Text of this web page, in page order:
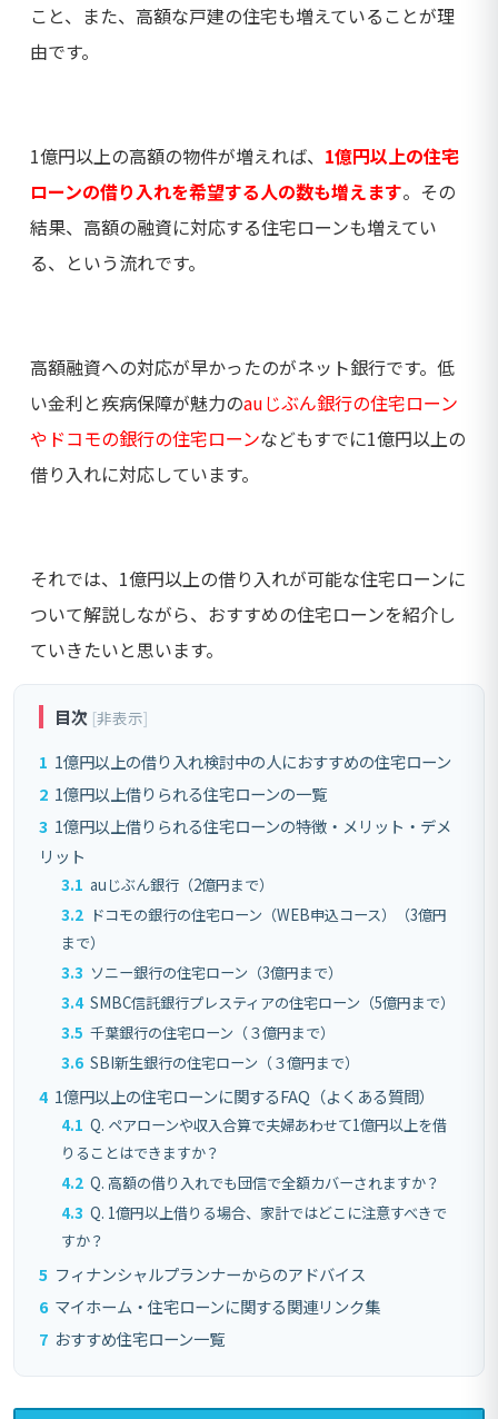
こと、また、高額な戸建の住宅も増えていることが理
由です。
1億円以上の高額の物件が増えれば、 1億円以上の住宅
ローンの借り入れを希望する人の数も増えます。その
結果、高額の融資に対応する住宅ローンも増えてい
る、という流れです。
高額融資への対応が早かったのがネット銀行です。低
い金利と疾病保障が魅力のauじぶん銀行の住宅ローン
やドコモの銀行の住宅ローンなどもすでに1億円以上の
借り入れに対応しています。
それでは、1億円以上の借り入れが可能な住宅ローンに
ついて解説しながら、おすすめの住宅ローンを紹介し
ていきたいと思います。
目次 [非表示]
1 1億円以上の借り入れ検討中の人におすすめの住宅ローン
2 1億円以上借りられる住宅ローンの一覧
3 1億円以上借りられる住宅ローンの特徴・メリット・デメ
リット
3.1 auじぶん銀行（2億円まで）
3.2 ドコモの銀行の住宅ローン（WEB申込コース）（3億円
まで）
3.3 ソニー銀行の住宅ローン（3億円まで）
3.4 SMBC信託銀行プレスティアの住宅ローン（5億円まで）
3.5 千葉銀行の住宅ローン（３億円まで）
3.6 SBI新生銀行の住宅ローン（３億円まで）
4 1億円以上の住宅ローンに関するFAQ（よくある質問）
4.1 Q. ペアローンや収入合算で夫婦あわせて1億円以上を借
りることはできますか？
4.2 Q. 高額の借り入れでも団信で全額カバーされますか？
4.3 Q. 1億円以上借りる場合、家計ではどこに注意すべきで
すか？
5 フィナンシャルプランナーからのアドバイス
6 マイホーム・住宅ローンに関する関連リンク集
7 おすすめ住宅ローン一覧